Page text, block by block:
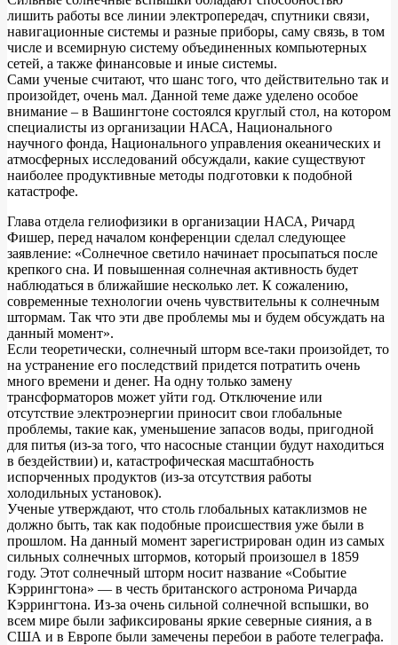
лишить работы все линии электропередач, спутники связи,
навигационные системы и разные приборы, саму связь, в том
числе и всемирную систему объединенных компьютерных
сетей, а также финансовые и иные системы.
Сами ученые считают, что шанс того, что действительно так и
произойдет, очень мал. Данной теме даже уделено особое
внимание – в Вашингтоне состоялся круглый стол, на котором
специалисты из организации НАСА, Национального
научного фонда, Национального управления океанических и
атмосферных исследований обсуждали, какие существуют
наиболее продуктивные методы подготовки к подобной
катастрофе.
Глава отдела гелиофизики в организации НАСА, Ричард
Фишер, перед началом конференции сделал следующее
заявление: «Солнечное светило начинает просыпаться после
крепкого сна. И повышенная солнечная активность будет
наблюдаться в ближайшие несколько лет. К сожалению,
современные технологии очень чувствительны к солнечным
штормам. Так что эти две проблемы мы и будем обсуждать на
данный момент».
Если теоретически, солнечный шторм все-таки произойдет, то
на устранение его последствий придется потратить очень
много времени и денег. На одну только замену
трансформаторов может уйти год. Отключение или
отсутствие электроэнергии приносит свои глобальные
проблемы, такие как, уменьшение запасов воды, пригодной
для питья (из-за того, что насосные станции будут находиться
в бездействии) и, катастрофическая масштабность
испорченных продуктов (из-за отсутствия работы
холодильных установок).
Ученые утверждают, что столь глобальных катаклизмов не
должно быть, так как подобные происшествия уже были в
прошлом. На данный момент зарегистрирован один из самых
сильных солнечных штормов, который произошел в 1859
году. Этот солнечный шторм носит название «Событие
Кэррингтона» — в честь британского астронома Ричарда
Кэррингтона. Из-за очень сильной солнечной вспышки, во
всем мире были зафиксированы яркие северные сияния, а в
США и в Европе были замечены перебои в работе телеграфа.